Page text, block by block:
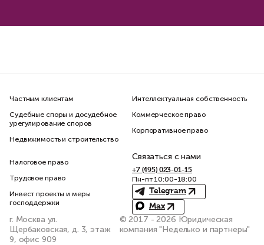
Частным клиентам
Судебные споры и досудебное
урегулирование споров
Недвижимость и строительство
Интеллектуальная собственность
Коммерческое право
Корпоративное право
Налоговое право
Трудовое право
Инвест проекты и меры
господдержки
Связаться с нами
+7 (495) 023-01-15
Пн-пт 10:00-18:00
Telegram
Max
г. Москва ул.
Щербаковская, д. 3, этаж
9, офис 909
© 2017 - 2026 Юридическая
компания "Неделько и партнеры"